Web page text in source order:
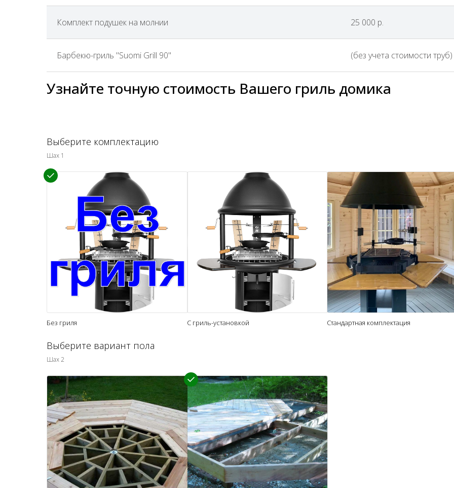
Комплект подушек на молнии 25 000 р.
Барбекю-гриль "Suomi Grill 90" (без учета стоимости
Узнайте точную стоимость Вашего гриль домика
Выберите комплектацию
Шах 1
Без гриля С гриль-установкой Стандартная комплектация
Выберите вариант пола
Шах 2